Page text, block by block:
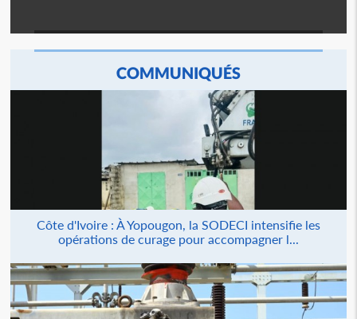
COMMUNIQUÉS
Côte d'Ivoire : À Yopougon, la SODECI intensifie les
opérations de curage pour accompagner l...